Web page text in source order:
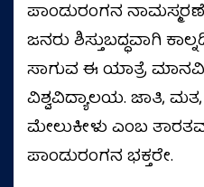
ಪಾಂಡುರಂಗನ
ಜನರು ಶಿಸ್ತುಬದ್ಧವಾಗಿ
ಸಾಗುವ ಈ ಯಾತ್ರೆ
ವಿಶ್ವವಿದ್ಯಾಲಯ. ಜಾತಿ,
ಮೇಲುಕೀಳು ಎಂಬ
ಪಾಂಡುರಂಗನ ಭಕ್ತರೇ.